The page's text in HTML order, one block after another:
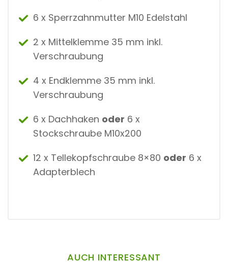
6 x Sperrzahnmutter M10 Edelstahl
2 x Mittelklemme 35 mm inkl.
Verschraubung
4 x Endklemme 35 mm inkl.
Verschraubung
6 x Dachhaken oder 6 x
Stockschraube M10x200
12 x Tellekopfschraube 8×80 oder 6 x
Adapterblech
AUCH INTERESSANT